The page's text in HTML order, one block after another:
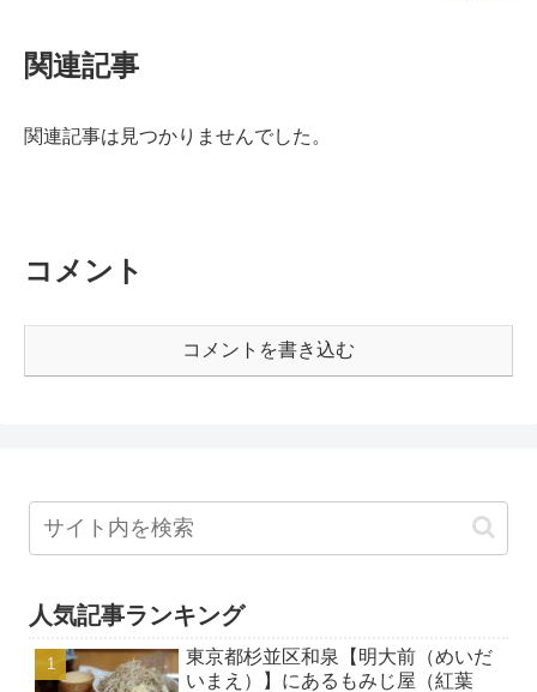
関連記事
関連記事は見つかりませんでした。
コメント
コメントを書き込む
人気記事ランキング
東京都杉並区和泉【明大前（めいだ
いまえ）】にあるもみじ屋（紅葉